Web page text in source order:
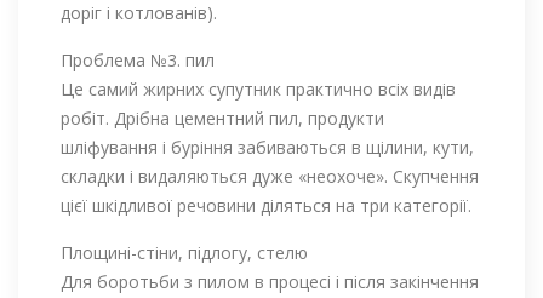
доріг і котлованів).
Проблема №3. пил
Це самий жирних супутник практично всіх видів
робіт. Дрібна цементний пил, продукти
шліфування і буріння забиваються в щілини, кути,
складки і видаляються дуже «неохоче». Скупчення
цієї шкідливої ​​речовини діляться на три категорії.
Площині-стіни, підлогу, стелю
Для боротьби з пилом в процесі і після закінчення